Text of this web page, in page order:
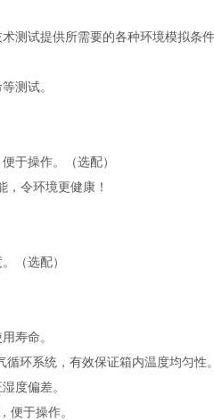
试提供所需要的各种环境模拟条件
测试。
于操作。（选配）
令环境更健康！
（选配）
寿命。
环系统，有效保证箱内温度均匀性。
度偏差。
于操作。